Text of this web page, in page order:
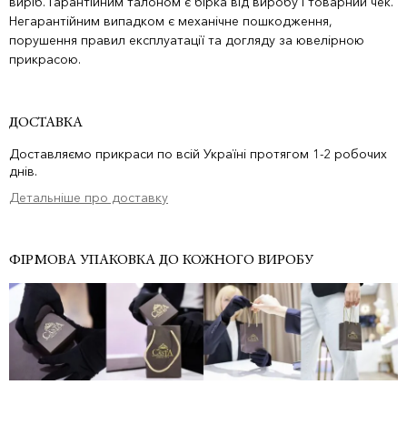
Негарантійним випадком є механічне пошкодження,
порушення правил експлуатації та догляду за ювелірною
прикрасою.
ДОСТАВКА
Доставляємо прикраси по всій Україні протягом 1-2 робочих
днів.
Детальніше про доставку
ФІРМОВА УПАКОВКА ДО КОЖНОГО ВИРОБУ